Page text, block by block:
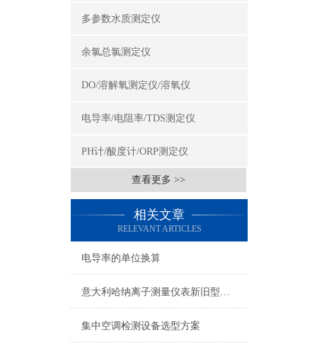
多参数水质测定仪
余氯总氯测定仪
DO/溶解氧测定仪/溶氧仪
电导率/电阻率/TDS测定仪
PH计/酸度计/ORP测定仪
查看更多 >>
相关文章
RELEVANT ARTICLES
电导率的单位换算
意大利哈纳离子测量仪表新旧型号对照表2015
集中空调检测设备选型方案